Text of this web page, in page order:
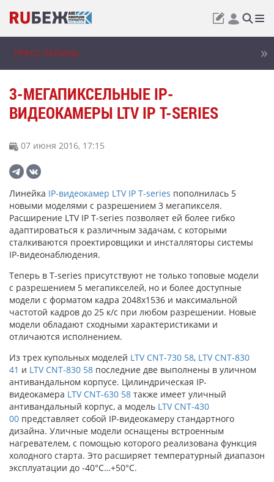
ПРЕСС-РЕЛИЗЫ
3-МЕГАПИКСЕЛЬНЫЕ IP-
ВИДЕОКАМЕРЫ LTV IP T-SERIES
07 июня 2016, 17:15
Линейка IP-видеокамер LTV IP T-series пополнилась 5
новыми моделями с разрешением 3 мегапикселя.
Расширение LTV IP T-series позволяет ей более гибко
адаптироваться к различным задачам, с которыми
сталкиваются проектировщики и инсталляторы системы
IP-видеонаблюдения.
Теперь в T-series присутствуют не только топовые модели
с разрешением 5 мегапикселей, но и более доступные
модели с форматом кадра 2048x1536 и максимальной
частотой кадров до 25 к/с при любом разрешении. Новые
модели обладают сходными характеристиками и
отличаются исполнением.
Из трех купольных моделей LTV CNT-730 58, LTV CNT-830
41 и LTV CNT-830 58 последние две выполнены в уличном
антивандальном корпусе. Цилиндрическая IP-
видеокамера LTV CNT-630 58 также имеет уличный
антивандальный корпус, а модель LTV CNT-430
00 представляет собой IP-видеокамеру стандартного
дизайна. Уличные модели оснащены встроенным
нагревателем, с помощью которого реализована функция
холодного старта. Это расширяет температурный диапазон
эксплуатации до -40°C…+50°C.